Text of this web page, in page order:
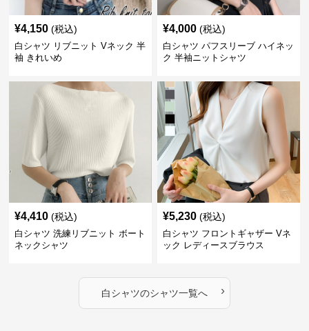
¥4,150 (税込)
白シャツ リブニット Vネック 半
袖 きれいめ
¥4,000 (税込)
白シャツ パフスリーブ ハイネッ
ク 半袖ニットシャツ
¥4,410 (税込)
白シャツ 洗練リブニット ボート
ネックシャツ
¥5,230 (税込)
白シャツ フロントギャザー Vネ
ック レディースブラウス
白シャツのシャツ一覧へ ›